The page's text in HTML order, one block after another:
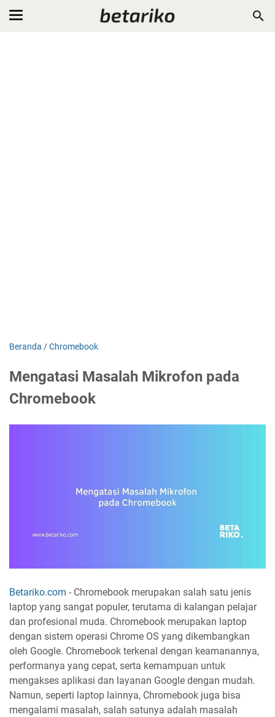
Beranda /Chromebook
Mengatasi Masalah Mikrofon pada
Chromebook
Betariko.com - Chromebook merupakan salah satu jenis
laptop yang sangat populer, terutama di kalangan pelajar
dan profesional muda. Chromebook merupakan laptop
dengan sistem operasi Chrome OS yang dikembangkan
oleh Google. Chromebook terkenal dengan keamanannya,
performanya yang cepat, serta kemampuan untuk
mengakses aplikasi dan layanan Google dengan mudah.
Namun, seperti laptop lainnya, Chromebook juga bisa
mengalami masalah, salah satunya adalah masalah